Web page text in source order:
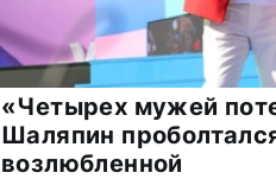
«Четырех мужей
Шаляпин
возлюбленной